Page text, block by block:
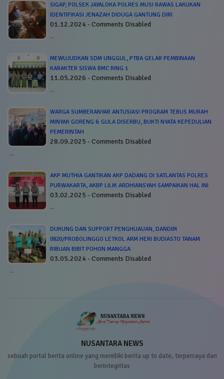
SIGAP, POLSEK JAYALOKA POLRES MUSI RAWAS LAKUKAN
IDENTIFIKASI JENAZAH DIDUGA GANTUNG DIRI
01.12.2024 - Comments Disabled
…
MEWUJUDKAN SDM UNGGUL, PTBA GELAR PEMBINAAN
KARAKTER SISWA BMC RING 1
11.05.2026 - Comments Disabled
…
WARGA SUMBERANYAR ANTUSIAS! PROGRAM TEBUS MURAH
MINYAK GORENG & GULA DISERBU, BUKTI NYATA KEPEDULIAN
PEMERINTAH
28.09.2025 - Comments Disabled
…
AKP MUTHIA GANTIKAN AKP DADANG DI SATLANTAS POLRES
PURWAKARTA, AKBP LILIK ARDHIANSYAH SAMPAIKAN HAL INI
03.02.2025 - Comments Disabled
…
DUKUNG DAN SUPPORT PENGHIJAUAN, DANDIM
0820/PROBOLINGGO LETKOL ARM HERI BUDIASTO TANAM
RIBUAN BIBIT POHON MANGGA
03.05.2024 - Comments Disabled
…
NUSANTARA NEWS
sebuah portal berita online yang memiliki berita up to date, terpercaya dan
berintegritas